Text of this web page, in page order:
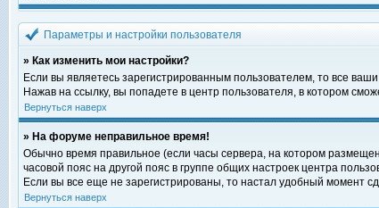
Параметры и настройки пользователя
» Как изменить мои настройки?
Если вы являетесь зарегистрированным пользователем, то все
Нажав на ссылку, вы попадете в центр пользователя, в котором
Вернуться наверх
» На форуме неправильное время!
Обычно время правильное (если часы сервера, на котором
часовой пояс на другой пояс в группе общих настроек центра
Если вы все еще не зарегистрированы, то настал удобный момент
Вернуться наверх